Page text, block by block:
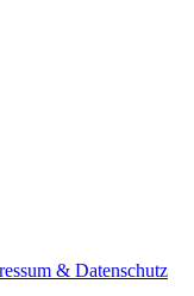
& Datenschutz